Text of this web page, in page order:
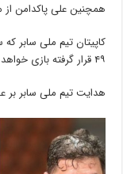
همچنین علی پاکدامن
۴۹ قرار گرفته بازی خواهد کرد.
هدایت تیم ملی سابر